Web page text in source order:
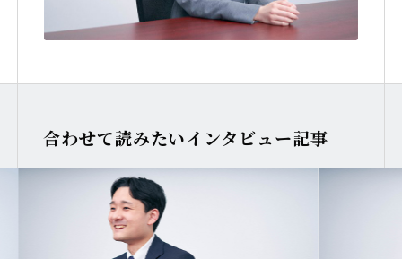
合わせて読みたいインタビュー記事